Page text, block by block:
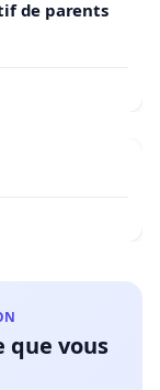
de parents
que vous